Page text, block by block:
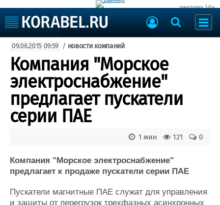
реклама 16+
Судоходство
Судоремонт
События
Порты
Образование
Яхты и катера
Еще
Пульс
Новости
Репутация
Доска объявлений
Продажа флота
Изделия
09.06.2015 09:59 / новости компаний
Компания "Морское
электроснабжение"
предлагает пускатели
серии ПАЕ
0
121
1 мин
Компания "Морское электроснабжение"
предлагает к продаже пускатели серии ПАЕ
Пускатели магнитные ПАЕ служат для управления
и защиты от перегрузок трехфазных асинхронных